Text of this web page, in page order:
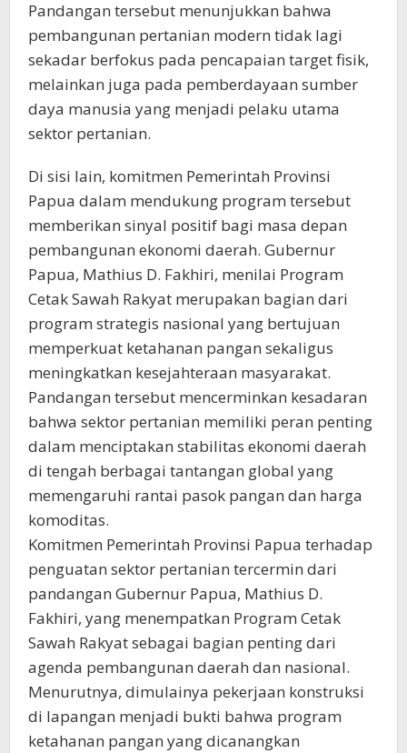
Pandangan tersebut menunjukkan bahwa
pembangunan pertanian modern tidak lagi
sekadar berfokus pada pencapaian target fisik,
melainkan juga pada pemberdayaan sumber
daya manusia yang menjadi pelaku utama
sektor pertanian.
Di sisi lain, komitmen Pemerintah Provinsi
Papua dalam mendukung program tersebut
memberikan sinyal positif bagi masa depan
pembangunan ekonomi daerah. Gubernur
Papua, Mathius D. Fakhiri, menilai Program
Cetak Sawah Rakyat merupakan bagian dari
program strategis nasional yang bertujuan
memperkuat ketahanan pangan sekaligus
meningkatkan kesejahteraan masyarakat.
Pandangan tersebut mencerminkan kesadaran
bahwa sektor pertanian memiliki peran penting
dalam menciptakan stabilitas ekonomi daerah
di tengah berbagai tantangan global yang
memengaruhi rantai pasok pangan dan harga
komoditas.
Komitmen Pemerintah Provinsi Papua terhadap
penguatan sektor pertanian tercermin dari
pandangan Gubernur Papua, Mathius D.
Fakhiri, yang menempatkan Program Cetak
Sawah Rakyat sebagai bagian penting dari
agenda pembangunan daerah dan nasional.
Menurutnya, dimulainya pekerjaan konstruksi
di lapangan menjadi bukti bahwa program
ketahanan pangan yang dicanangkan